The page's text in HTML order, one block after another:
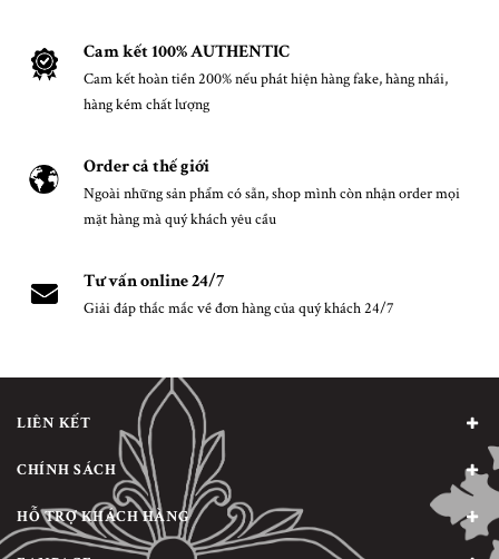
Cam kết 100% AUTHENTIC
Cam kết hoàn tiền 200% nếu phát hiện hàng fake, hàng nhái,
hàng kém chất lượng
Order cả thế giới
Ngoài những sản phẩm có sẵn, shop mình còn nhận order mọi
mặt hàng mà quý khách yêu cầu
Tư vấn online 24/7
Giải đáp thắc mắc về đơn hàng của quý khách 24/7
LIÊN KẾT
CHÍNH SÁCH
HỖ TRỢ KHÁCH HÀNG